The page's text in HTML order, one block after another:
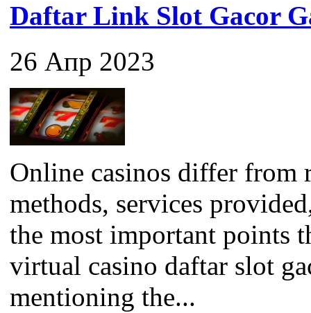
Daftar Link Slot Gacor
26 Апр 2023
Online casinos differ from
methods, services
the most important points
virtual casino daftar slot
mentioning the...